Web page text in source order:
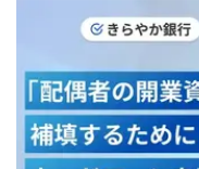
すると弊社に対して企業から
だし、特定の商品を根拠なく
への口コミ収集などに基づき